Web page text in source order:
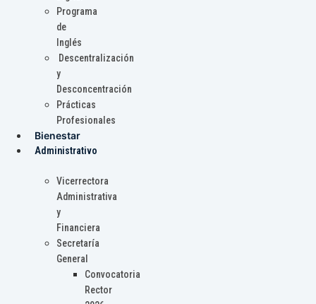
Programa
de
Inglés
Descentralización
y
Desconcentración
Prácticas
Profesionales
Bienestar
Administrativo
Vicerrectora
Administrativa
y
Financiera
Secretaría
General
Convocatoria
Rector